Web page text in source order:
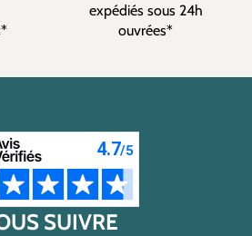
expédiés sous 24h
ouvrées*
SUIVRE